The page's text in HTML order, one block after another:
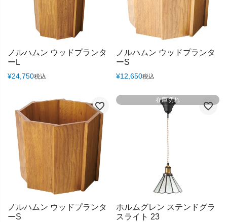
ノルハムン ウッドプランタ
ーL
¥24,750税込
ノルハムン ウッドプランタ
ーS
¥12,650税込
ノルハムン ウッドプランタ
ーS
ホルムグレン ステンドグラ
スライト 23
在庫切れ